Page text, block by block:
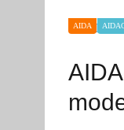
AIDA